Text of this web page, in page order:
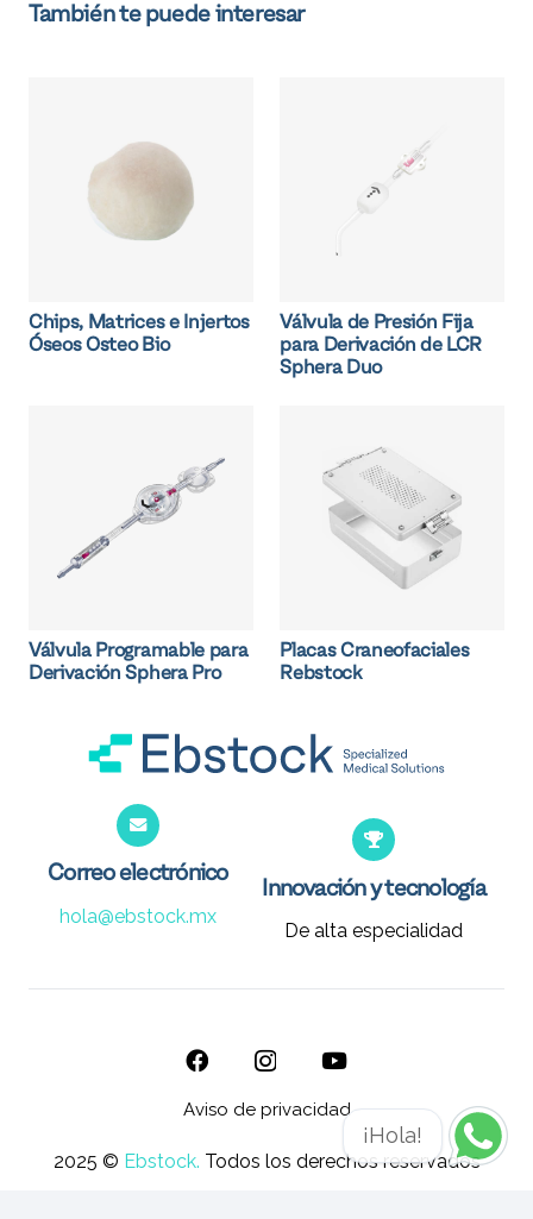
También te puede interesar
Chips, Matrices e Injertos
Óseos Osteo Bio
Válvula de Presión Fija
para Derivación de LCR
Sphera Duo
Válvula Programable para
Derivación Sphera Pro
Placas Craneofaciales
Rebstock
Correo electrónico
hola@ebstock.mx
Innovación y tecnología
De alta especialidad
Aviso de privacidad
2025 © Ebstock. Todos los derechos reservados
¡Hola!